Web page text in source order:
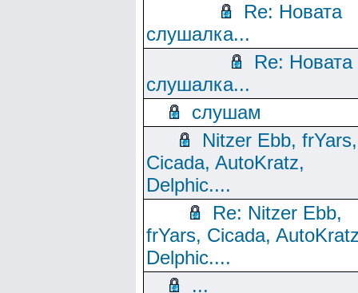
Re: Новата
слушалка...
Re: Новата
слушалка...
слушам
Nitzer Ebb, frYars,
Cicada, AutoKratz,
Delphic....
Re: Nitzer Ebb,
frYars, Cicada,
Delphic....
...